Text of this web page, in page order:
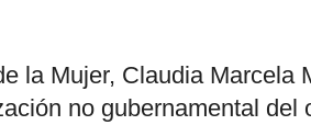
la Mujer, Claudia Marcela
no gubernamental del